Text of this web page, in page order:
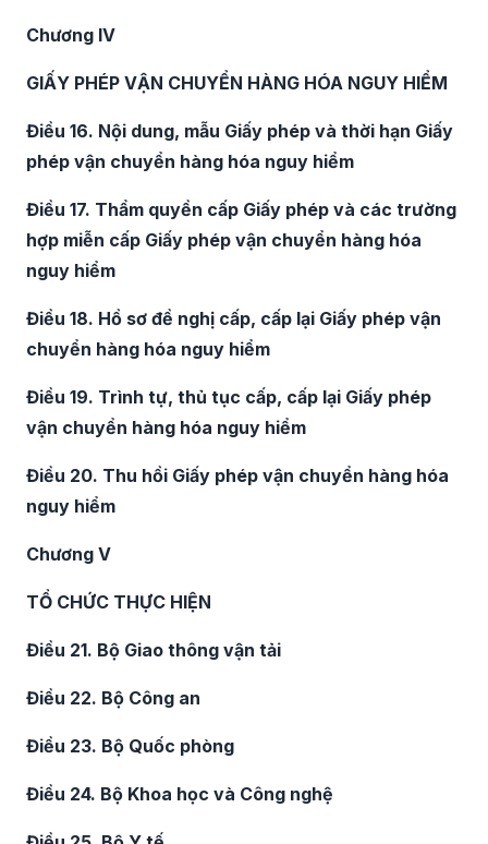
Chương IV
GIẤY PHÉP VẬN CHUYỂN HÀNG HÓA NGUY HIỂM
Điều 16. Nội dung, mẫu Giấy phép và thời hạn Giấy
phép vận chuyển hàng hóa nguy hiểm
Điều 17. Thẩm quyền cấp Giấy phép và các trường
hợp miễn cấp Giấy phép vận chuyển hàng hóa
nguy hiểm
Điều 18. Hồ sơ đề nghị cấp, cấp lại Giấy phép vận
chuyển hàng hóa nguy hiểm
Điều 19. Trình tự, thủ tục cấp, cấp lại Giấy phép
vận chuyển hàng hóa nguy hiểm
Điều 20. Thu hồi Giấy phép vận chuyển hàng hóa
nguy hiểm
Chương V
TỔ CHỨC THỰC HIỆN
Điều 21. Bộ Giao thông vận tải
Điều 22. Bộ Công an
Điều 23. Bộ Quốc phòng
Điều 24. Bộ Khoa học và Công nghệ